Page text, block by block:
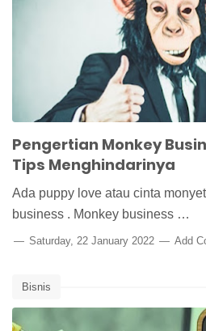
Pengertian Monkey
Tips Menghindarinya
Ada puppy love atau cinta
business . Monkey business …
Saturday, 22 January 2022 Add
Bisnis